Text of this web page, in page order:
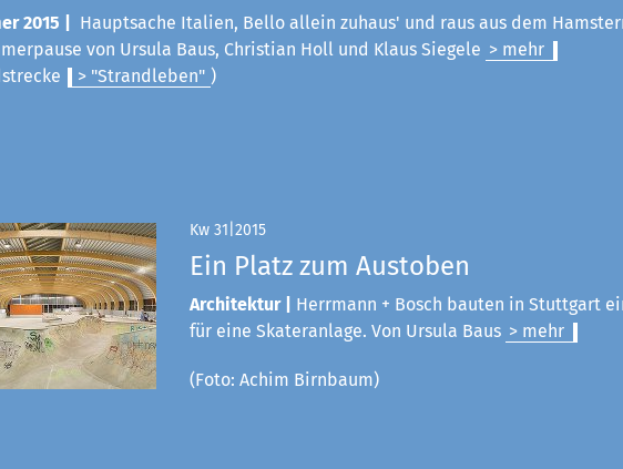
2015 |
Hauptsache Italien, Bello allein zuhaus' und raus aus dem
von Ursula Baus, Christian Holl und Klaus Siegele > mehr
> "Strandleben" )
Kw 31|2015
Ein Platz zum Austoben
Architektur |
Herrmann + Bosch bauten in Stuttgart
für eine Skateranlage. Von Ursula Baus > mehr
(Foto: Achim Birnbaum)